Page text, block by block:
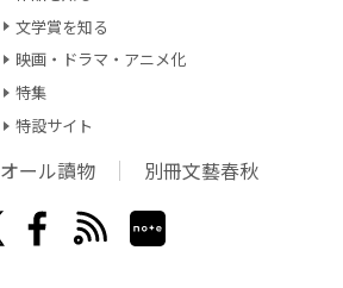
文学賞を知る
映画・ドラマ・アニメ化
特集
特設サイト
オール讀物 別冊文藝春秋